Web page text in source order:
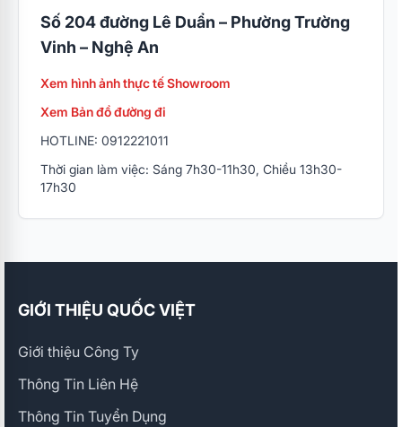
Số 204 đường Lê Duẩn – Phường Trường
Vinh – Nghệ An
Xem hình ảnh thực tế Showroom
Xem Bản đồ đường đi
HOTLINE: 0912221011
Thời gian làm việc: Sáng 7h30-11h30, Chiều 13h30-
17h30
GIỚI THIỆU QUỐC VIỆT
Giới thiệu Công Ty
Thông Tin Liên Hệ
Thông Tin Tuyển Dụng